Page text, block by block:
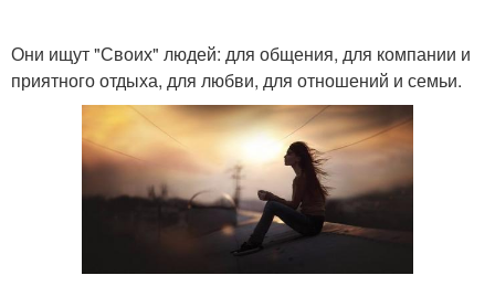
Они ищут "Своих" людей: для общения, для компании и
приятного отдыха, для любви, для отношений и семьи.